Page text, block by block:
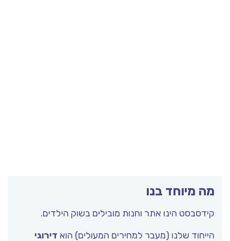
מה מיוחד בנו
קידסבסט הינו אתר וחנות מובילים בשוק הילדים.
הייחוד שלנו (מעבר למחירים המעולים) הוא דירוגי